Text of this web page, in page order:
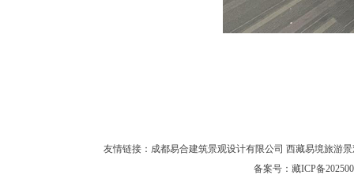
友情链接： 成都易合建筑景观设计有限公司 西藏易境旅游
备案号： 藏ICP备